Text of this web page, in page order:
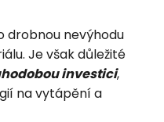
drobnou nevýhodu
Je však důležité
investici,
na vytápění a